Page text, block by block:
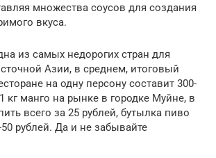
множества соусов для создания
вкуса.
из самых недорогих стран для
Азии, в среднем, итоговый
на одну персону составит 300-
кг манго на рынке в городке Муйне, в
всего за 25 рублей, бутылка пиво
рублей. Да и не забывайте